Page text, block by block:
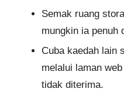
Semak ruang
mungkin ia penuh
Cuba kaedah lain
melalui laman
tidak diterima.